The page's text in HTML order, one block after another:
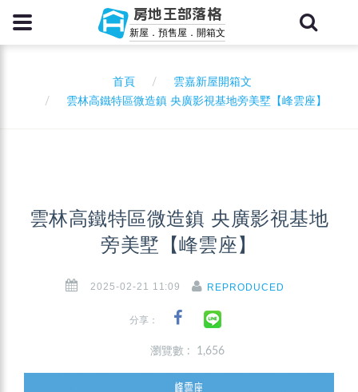
房地王部落格
新屋．預售屋．開箱文
首頁
雲嘉新屋開箱文
雲林高鐵特區微造鎮 央廣影視基地旁美墅【峰雲座】
雲林高鐵特區微造鎮 央廣影視基地
旁美墅【峰雲座】
2025-02-21 11:09 REPRODUCED
分享：
瀏覽數 : 1,656